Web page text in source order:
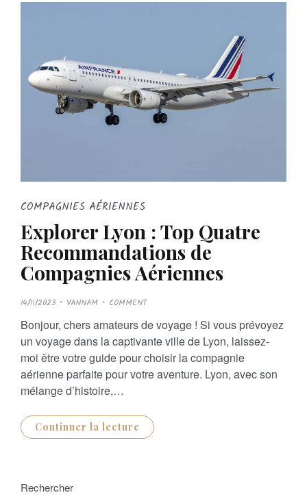
COMPAGNIES AÉRIENNES
Explorer Lyon : Top Quatre
Recommandations de
Compagnies Aériennes
P
O
T
E
D
O
N
14/11/2023 VANNAM COMMENT
Bonjour, chers amateurs de voyage ! Si vous prévoyez
un voyage dans la captivante ville de Lyon, laissez-
moi être votre guide pour choisir la compagnie
aérienne parfaite pour votre aventure. Lyon, avec son
mélange d’histoire,…
Continuer la lecture
Rechercher